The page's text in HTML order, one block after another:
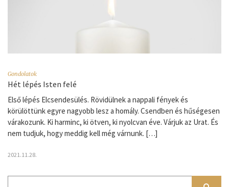
Gondolatok
Hét lépés Isten felé
Első lépés Elcsendesülés. Rövidülnek a nappali fények és
körülöttünk egyre nagyobb lesz a homály. Csendben és hűségesen
várakozunk. Ki harminc, ki ötven, ki nyolcvan éve. Várjuk az Urat. És
nem tudjuk, hogy meddig kell még várnunk. […]
2021.11.28.